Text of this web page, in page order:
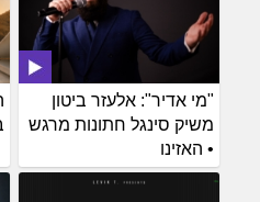
"מי אדיר": אלעזר ביטון
משיק סינגל חתונות מרגש
• האזינו